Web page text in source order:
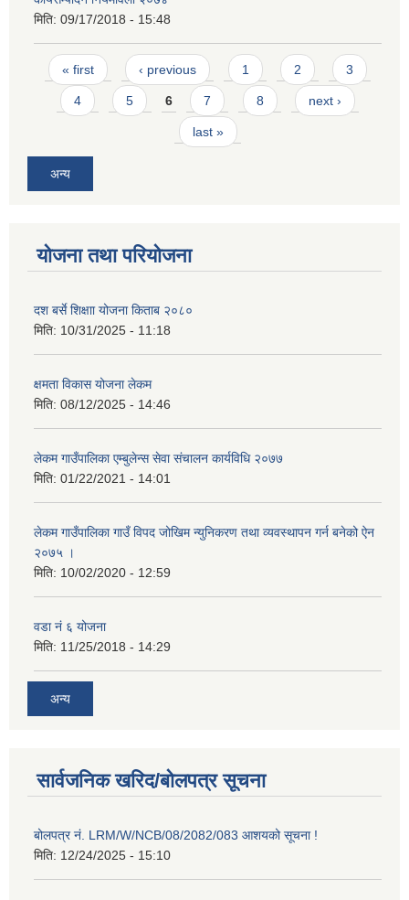
मिति: 09/17/2018 - 15:48
Pages
« first ‹ previous 1 2 3
4 5 6 7 8 next ›
last »
अन्य
योजना तथा परियोजना
दश बर्से शिक्षाा योजना किताब २०८०
मिति: 10/31/2025 - 11:18
क्षमता विकास योजना लेकम
मिति: 08/12/2025 - 14:46
लेकम गाउँपालिका एम्बुलेन्स सेवा संचालन कार्यविधि २०७७
मिति: 01/22/2021 - 14:01
लेकम गाउँपालिका गाउँ विपद जोखिम न्युनिकरण तथा व्यवस्थापन गर्न बनेको ऐन
२०७५ ।
मिति: 10/02/2020 - 12:59
वडा नं ६ योजना
मिति: 11/25/2018 - 14:29
अन्य
सार्वजनिक खरिद/बोलपत्र सूचना
बोलपत्र नं. LRM/W/NCB/08/2082/083 आशयको सूचना !
मिति: 12/24/2025 - 15:10